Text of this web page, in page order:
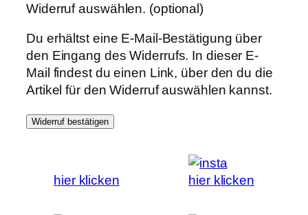
Widerruf auswählen. (optional)
Du erhältst eine E-Mail-Bestätigung über
den Eingang des Widerrufs. In dieser E-
Mail findest du einen Link, über den du die
Artikel für den Widerruf auswählen kannst.
Widerruf bestätigen
hier klicken hier klicken